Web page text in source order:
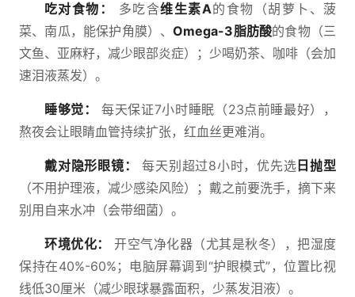
吃对食物：
多吃含维生素A的食物（胡萝卜、菠
菜、南瓜，能保护角膜）、Omega-3脂肪酸的食物（三
文鱼、亚麻籽，减少眼部炎症）；少喝奶茶、咖啡（会加
速泪液蒸发）。
睡够觉：
每天保证7小时睡眠（23点前睡最好），
熬夜会让眼睛血管持续扩张，红血丝更难消。
戴对隐形眼镜： 每天别超过8小时，优先选 日抛型
（不用护理液，减少感染风险）；戴之前要洗手，摘下来
别用自来水冲（会带细菌）。
环境优化：
开空气净化器（尤其是秋冬），把湿度
保持在40%-60%；电脑屏幕调到“护眼模式”，位置比视
线低30厘米（减少眼球暴露面积，少蒸发泪液）。